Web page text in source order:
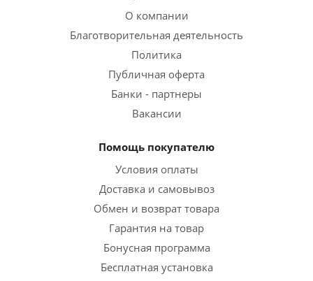
О компании
Благотворительная деятельность
Политика
Публичная оферта
Банки - партнеры
Вакансии
Помощь покупателю
Условия оплаты
Доставка и самовывоз
Обмен и возврат товара
Гарантия на товар
Бонусная программа
Бесплатная установка